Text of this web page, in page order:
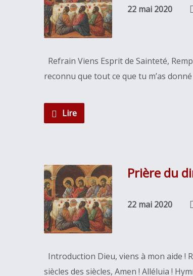
22 mai 2020
Refrain Viens Esprit de Sainteté,
reconnu que tout ce que tu m’as
Lire
Prière du
22 mai 2020
Introduction Dieu, viens à mon aide !
siècles des siècles, Amen ! Alléluia !